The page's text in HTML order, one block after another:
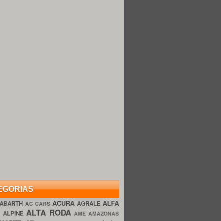
ABARTH AC CARS ACURA AGRALE ALFA
ALPINEALTA RODA AME AMAZONAS